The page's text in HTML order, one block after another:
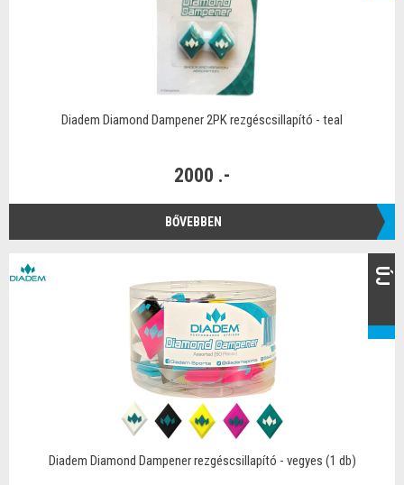
Diadem Diamond Dampener 2PK rezgéscsillapító - teal
2000 .-
BŐVEBBEN
ÚJ
Diadem Diamond Dampener rezgéscsillapító - vegyes (1 db)